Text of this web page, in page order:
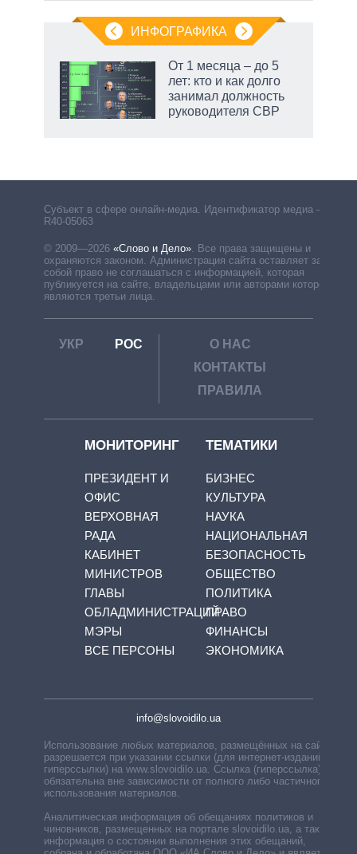
ИНФОГРАФИКА
От 1 месяца – до 5
лет: кто и как долго
занимал должность
руководителя СВР
Субъект в сфере онлайн-медиа. Идентификатор медиа –
R40-05063
© 2009—2026 «Слово и Дело». Все права защищены и
охраняются законом. Администрация сайта оставляет за
собой право не соглашаться с информацией, которая
публикуется на сайте, владельцами или авторами которой
являются третьи лица.
УКР РОС
О НАС
КОНТАКТЫ
ПРАВИЛА
МОНИТОРИНГ
ПРЕЗИДЕНТ И
ОФИС
ВЕРХОВНАЯ
РАДА
КАБИНЕТ
МИНИСТРОВ
ГЛАВЫ
ОБЛАДМИНИСТРАЦИЙ
МЭРЫ
ВСЕ ПЕРСОНЫ
ТЕМАТИКИ
БИЗНЕС
КУЛЬТУРА
НАУКА
НАЦИОНАЛЬНАЯ
БЕЗОПАСНОСТЬ
ОБЩЕСТВО
ПОЛИТИКА
ПРАВО
ФИНАНСЫ
ЭКОНОМИКА
info@slovoidilo.ua
Использование любых материалов, размещённых на сайте,
разрешается при указании ссылки (для интернет-изданий —
гиперссылки) на www.slovoidilo.ua. Ссылка (гиперссылка)
обязательна вне зависимости от полного либо частичного
использования материалов.
Аналитическая информация об обещаниях политиков и
чиновников, размещенных на портале slovoidilo.ua, а также
информация о состоянии выполнения этих обещаний,